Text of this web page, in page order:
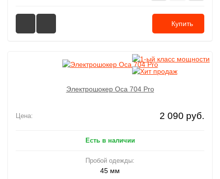
Купить
Электрошокер Oса 704 Pro
Цена: 2 090 руб.
Есть в наличии
Пробой одежды:
45 мм